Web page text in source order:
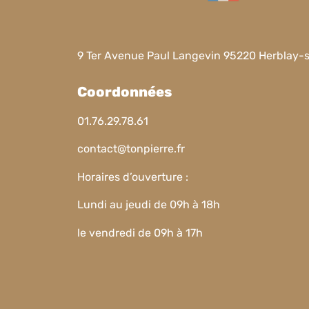
9 Ter Avenue Paul Langevin 95220 Herblay-
Coordonnées
01.76.29.78.61
contact@tonpierre.fr
Horaires d’ouverture :
Lundi au jeudi de 09h à 18h
le vendredi de 09h à 17h